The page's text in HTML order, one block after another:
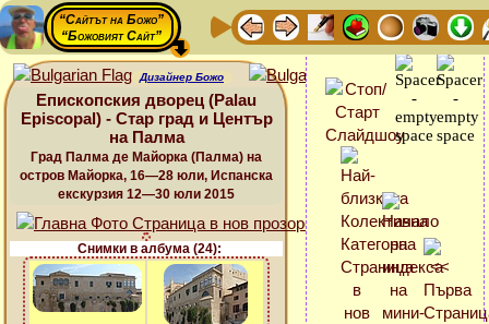
“Сайтът на Божо”
“Божовият Сайт”
Дизайнер Божо
Епископския дворец (Palau
Episcopal) - Стар град и Център
на Палма
Град Палма де Майорка (Палма) на
остров Майорка, 16—28 юли, Испанска
екскурзия 12—30 юли 2015
Снимки в албума (24):